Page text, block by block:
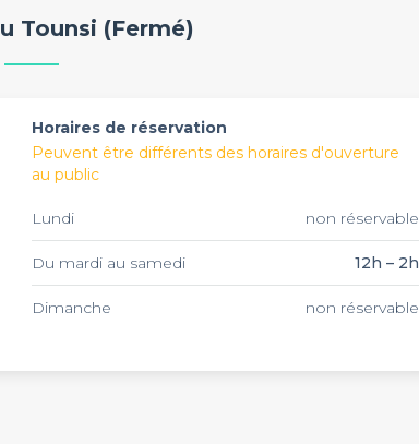
de la restauration sur place : grâce aux plats
amis ou un anniversaire, vous ne serez pas déçus de
Tounsi (Fermé)
Horaires de réservation
Peuvent être différents des horaires d'ouverture
au public
Lundi non réservable
Du mardi au samedi 12h – 2h
Dimanche non réservable